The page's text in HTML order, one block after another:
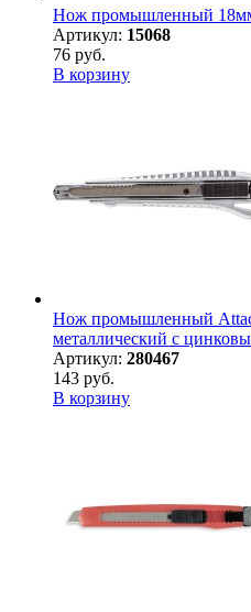
Нож промышленный
Артикул: 15068
76 руб.
В корзину
Нож промышленный
металлический с
Артикул: 280467
143 руб.
В корзину